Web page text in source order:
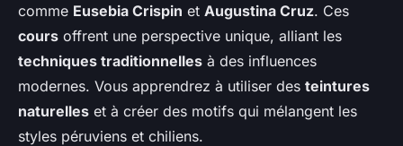
comme Eusebia Crispin et Augustina Cruz. Ces
cours offrent une perspective unique, alliant les
techniques traditionnelles à des influences
modernes. Vous apprendrez à utiliser des teintures
naturelles et à créer des motifs qui mélangent les
styles péruviens et chiliens.